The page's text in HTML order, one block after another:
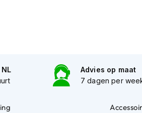
Advies op maat
7 dagen per